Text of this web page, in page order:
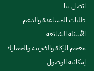
اتصل بنا
طلبات المساعدة والدعم
الأسئلة الشائعة
معجم الزكاة والضريبة والجمارك
إمكانية الوصول